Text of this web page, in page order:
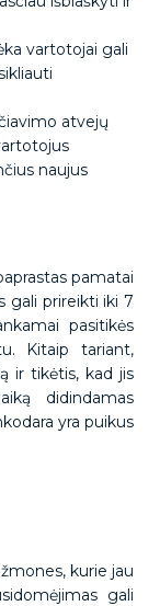
vartotojai gali
atvejų
naujus
pamatai
gali prireikti iki 7
pasitikės
Kitaip tariant,
ir tikėtis, kad jis
didindamas
yra puikus
kurie jau
gali